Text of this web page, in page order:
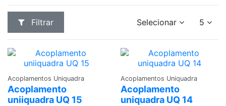
Filtrar Selecionar 5
Adicionar
Acoplamentos Uniquadra
Acoplamento
uniiquadra UQ 15
Adicionar
Acoplamentos Uniquadra
Acoplamento
uniquadra UQ 14